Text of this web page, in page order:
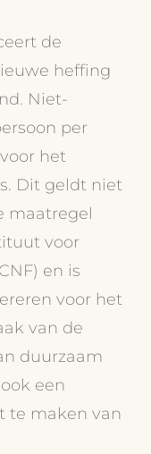
de
heffing
Niet-
per
het
Dit geldt niet
maatregel
voor
en is
voor het
van de
duurzaam
een
te maken van